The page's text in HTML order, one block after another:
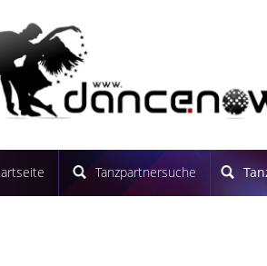
Tanzpartnersuche